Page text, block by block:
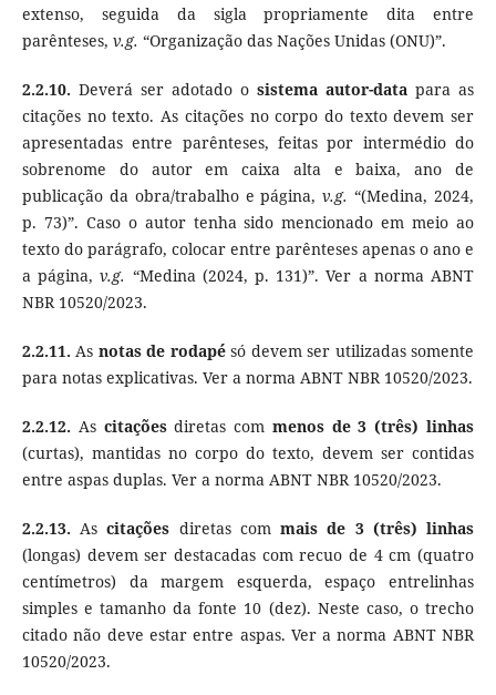
extenso, seguida da sigla propriamente dita entre
parênteses, v.g. “Organização das Nações Unidas (ONU)”.
2.2.10. Deverá ser adotado osistema autor-data para as
citações no texto. As citações no corpo do texto devem ser
apresentadas entre parênteses, feitas por intermédio do
sobrenome do autor em caixa alta e baixa, ano de
publicação da obra/trabalho e página,v.g. “(Medina, 2024,
p. 73)”. Caso o autor tenha sido mencionado em meio ao
texto do parágrafo, colocar entre parênteses apenas o ano e
a página,v.g. “Medina (2024, p. 131)”. Ver a norma ABNT
NBR 10520/2023.
2.2.11. As notas de rodapésó devem ser utilizadas somente
para notas explicativas. Ver a norma ABNT NBR 10520/2023.
2.2.12. As citaçõesdiretas com menos de 3 (três) linhas
(curtas), mantidas no corpo do texto, devem ser contidas
entre aspas duplas. Ver a norma ABNT NBR 10520/2023.
2.2.13. Ascitações diretas commais de 3 (três) linhas
(longas) devem ser destacadas com recuo de 4 cm (quatro
centímetros) da margem esquerda, espaço entrelinhas
simples e tamanho da fonte 10 (dez). Neste caso, o trecho
citado não deve estar entre aspas. Ver a norma ABNT NBR
10520/2023.